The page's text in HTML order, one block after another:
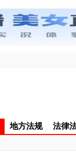
地方法规 法律